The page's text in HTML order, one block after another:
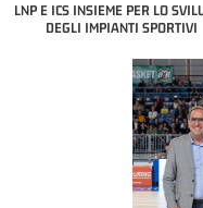
LNP E ICS INSIEME PER LO
DEGLI IMPIANTI SPORTIVI